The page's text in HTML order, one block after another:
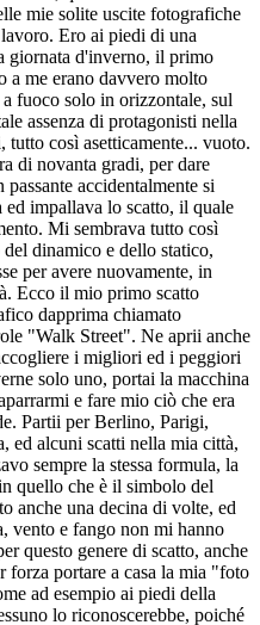
mie solite uscite fotografiche
Ero ai piedi di una
giornata d'inverno, il primo
me erano davvero molto
fuoco solo in orizzontale, sul
assenza di protagonisti nella
così asetticamente... vuoto.
di novanta gradi, per dare
accidentalmente si
impallava lo scatto, il quale
Mi sembrava tutto così
dinamico e dello statico,
per avere nuovamente, in
Ecco il mio primo scatto
dapprima chiamato
"Walk Street". Ne aprii anche
i migliori ed i peggiori
solo uno, portai la macchina
e fare mio ciò che era
Partii per Berlino, Parigi,
ed alcuni scatti nella mia città,
sempre la stessa formula, la
quello che è il simbolo del
anche una decina di volte, ed
vento e fango non mi hanno
questo genere di scatto, anche
portare a casa la mia "foto
ad esempio ai piedi della
lo riconoscerebbe, poiché